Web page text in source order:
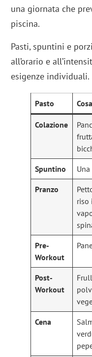
una giornata che
piscina.
Pasti, spuntini e
all’orario e
esigenze individuali.
Pasto
Colazione
Spuntino
Pranzo
riso
Pre-
Workout
Post-
Workout
Cena